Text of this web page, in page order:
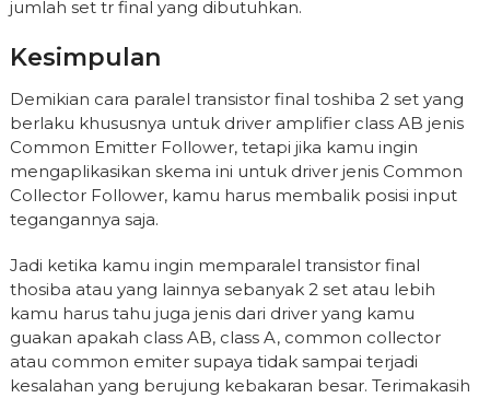
jumlah set tr final yang dibutuhkan.
Kesimpulan
Demikian cara paralel transistor final toshiba 2 set yang
berlaku khususnya untuk driver amplifier class AB jenis
Common Emitter Follower, tetapi jika kamu ingin
mengaplikasikan skema ini untuk driver jenis Common
Collector Follower, kamu harus membalik posisi input
tegangannya saja.
Jadi ketika kamu ingin memparalel transistor final
thosiba atau yang lainnya sebanyak 2 set atau lebih
kamu harus tahu juga jenis dari driver yang kamu
guakan apakah class AB, class A, common collector
atau common emiter supaya tidak sampai terjadi
kesalahan yang berujung kebakaran besar. Terimakasih